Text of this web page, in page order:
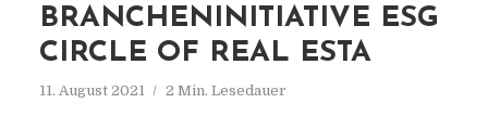
BRANCHENINITIATIVE ESG
CIRCLE OF REAL ESTA
11. August 2021 2 Min. Lesedauer